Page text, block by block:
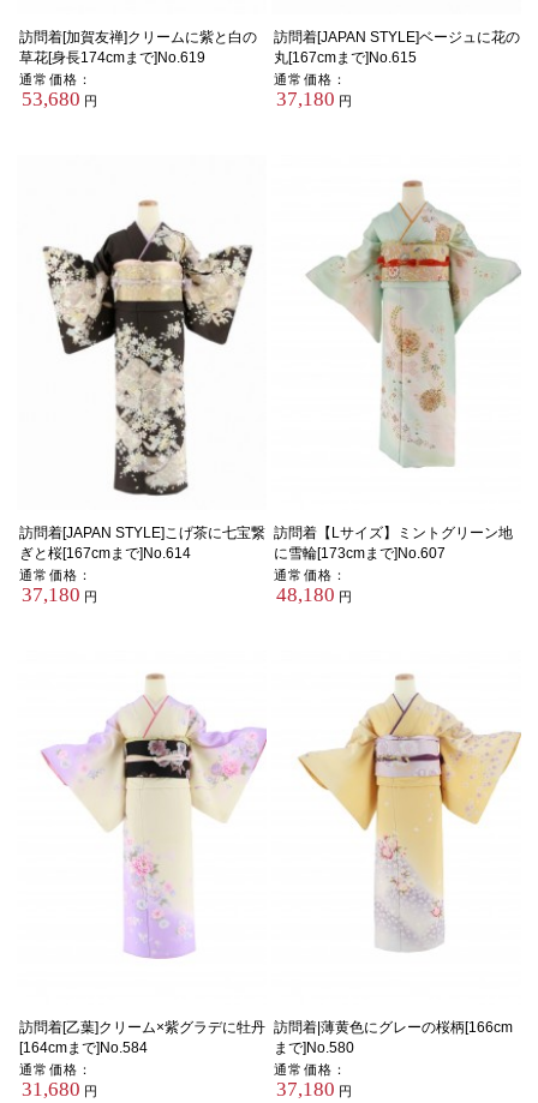
訪問着[加賀友禅]クリームに紫と白の
草花[身長174cmまで]No.619
通常価格：
53,680 円
訪問着[JAPAN STYLE]ベージュに花の
丸[167cmまで]No.615
通常価格：
37,180 円
訪問着[JAPAN STYLE]こげ茶に七宝繋
ぎと桜[167cmまで]No.614
通常価格：
37,180 円
訪問着【Lサイズ】ミントグリーン地
に雪輪[173cmまで]No.607
通常価格：
48,180 円
訪問着[乙葉]クリーム×紫グラデに牡丹
[164cmまで]No.584
通常価格：
31,680 円
訪問着|薄黄色にグレーの桜柄[166cm
まで]No.580
通常価格：
37,180 円